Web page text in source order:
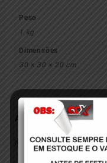
Peso
1 kg
Dimensões
30 × 30 × 20 cm
Avaliações
Não há avaliações ainda.